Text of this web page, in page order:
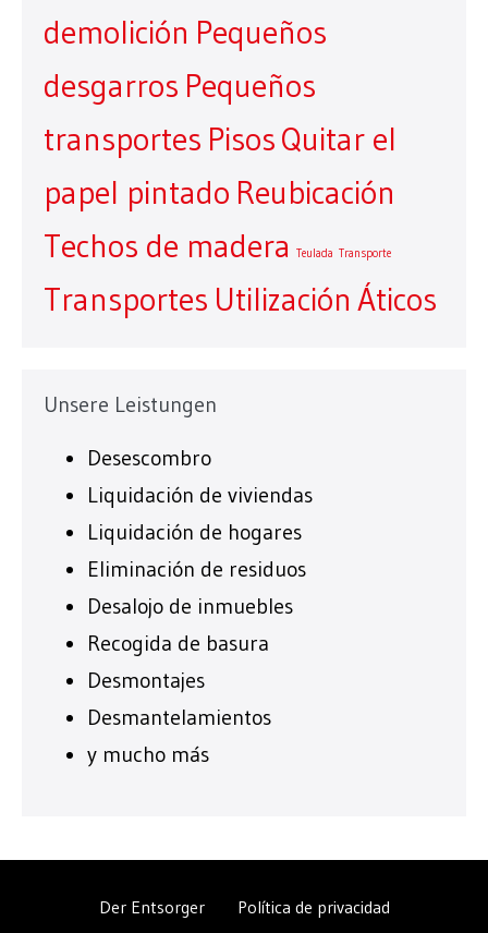
demolición Pequeños
desgarros Pequeños
transportes PisosQuitar el
papel pintado Reubicación
Techos de madera
Teulada Transporte
Transportes Utilización Áticos
Unsere Leistungen
Desescombro
Liquidación de viviendas
Liquidación de hogares
Eliminación de residuos
Desalojo de inmuebles
Recogida de basura
Desmontajes
Desmantelamientos
y mucho más
Der Entsorger Política de privacidad